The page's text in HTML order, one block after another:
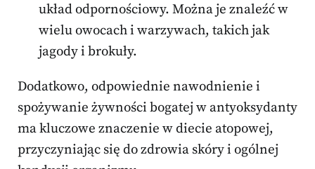
układ odpornościowy. Można je znaleźć w
wielu owocach i warzywach, takich jak
jagody i brokuły.
Dodatkowo, odpowiednie nawodnienie i
spożywanie żywności bogatej w antyoksydanty
ma kluczowe znaczenie w diecie atopowej,
przyczyniając się do zdrowia skóry i ogólnej